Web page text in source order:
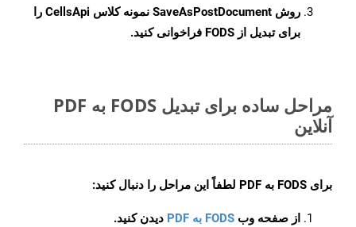
روش SaveAsPostDocument
نمونه کلاس CellsApi را
برای تبدیل از FODS فراخوانی کنید.
مراحل ساده برای تبدیل FODS به PDF
آنلاین
برای FODS به PDF لطفاً این مراحل را دنبال کنید:
از صفحه وب FODS به PDF
دیدن کنید.